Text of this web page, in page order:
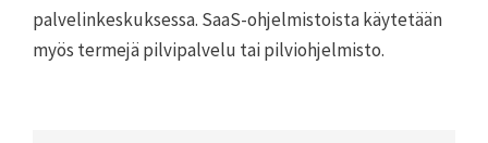
palvelinkeskuksessa. SaaS-ohjelmistoista käytetään
myös termejä pilvipalvelu tai pilviohjelmisto.